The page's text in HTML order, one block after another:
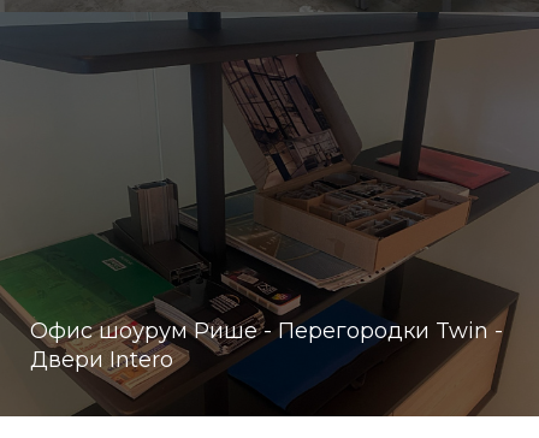
Офис шоурум Рише - Перегородки Twin -
Двери Intero